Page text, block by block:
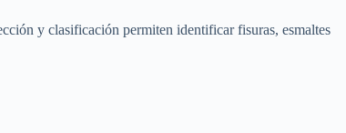
y clasificación permiten identificar fisuras, esmaltes